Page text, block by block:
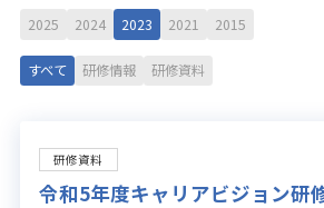
2025 2024 2023 2021 2015
すべて 研修情報 研修資料
研修資料
令和5年度キャリアビジョン研